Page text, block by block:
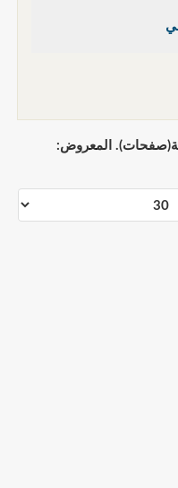
في 1 صفحة(صفحات). المعروض: